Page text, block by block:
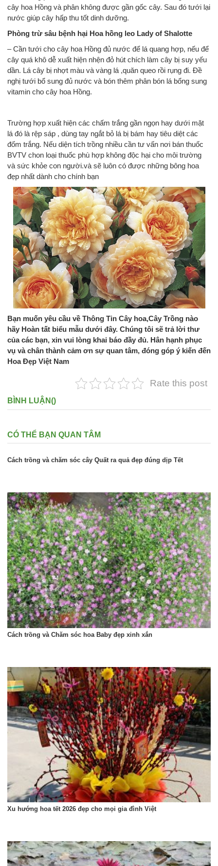
cây hoa Hồng và phân không được gần gốc cây. Sau đó tưới lại
nước giúp cây hấp thu tốt dinh dưỡng.
Phòng trừ sâu bệnh hại Hoa hồng leo Lady of Shalotte
– Cần tưới cho cây hoa Hồng đủ nước để lá quang hợp, nếu để
cây quá khô dễ xuất hiện nhện đỏ hút chích làm cây bị suy yếu
dần. Lá cây bị nhợt màu và vàng lá ,quăn queo rồi rụng đi. Đề
nghị tưới bổ sung đủ nước và bón thêm phân bón lá bổng sung
vitamin cho cây hoa Hồng.
Trường hợp xuất hiện các chấm trắng gần ngọn hay dưới mặt
lá đó là rệp sáp , dùng tay ngắt bỏ lá bị bám hay tiêu diệt các
đốm trắng. Nếu diện tích trồng nhiều cần tư vấn nơi bán thuốc
BVTV chon loại thuốc phù hợp không độc hại cho môi trường
và sức khỏe con người.và sẽ luôn có được những bông hoa
đẹp nhất dành cho chính bạn
Bạn muốn yêu cầu về Thông Tin Cây hoa,Cây Trồng nào
hãy Hoàn tất biểu mẫu dưới đây. Chúng tôi sẽ trả lời thư
của các bạn, xin vui lòng khai báo đầy đủ. Hân hạnh phục
vụ và chân thành cảm ơn sự quan tâm, đóng góp ý kiến đến
Hoa Đẹp Việt Nam
Rate this post
BÌNH LUẬN()
CÓ THỂ BẠN QUAN TÂM
Cách trồng và chăm sóc cây Quất ra quả đẹp đúng dịp Tết
Cách trồng và Chăm sóc hoa Baby đẹp xinh xắn
Xu hướng hoa tết 2026 đẹp cho mọi gia đình Việt